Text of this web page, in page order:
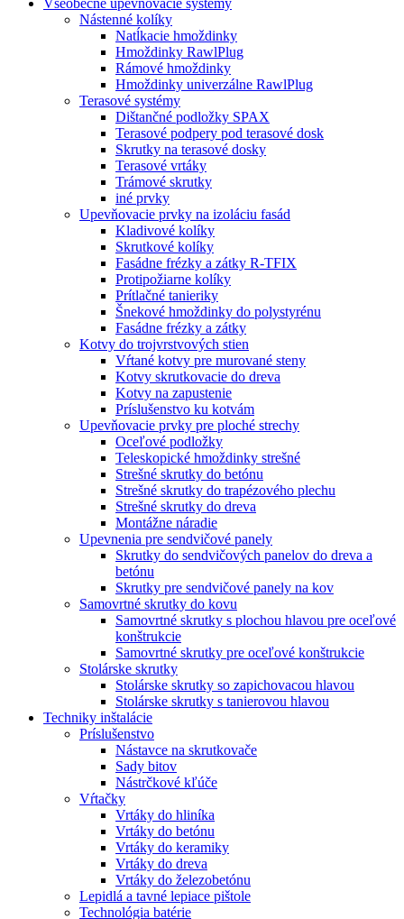
Všeobecné upevňovacie systémy
Nástenné kolíky
Natĺkacie hmoždinky
Hmoždinky RawlPlug
Rámové hmoždinky
Hmoždinky univerzálne RawlPlug
Terasové systémy
Dištančné podložky SPAX
Terasové podpery pod terasové dosk
Skrutky na terasové dosky
Terasové vrtáky
Trámové skrutky
iné prvky
Upevňovacie prvky na izoláciu fasád
Kladivové kolíky
Skrutkové kolíky
Fasádne frézky a zátky R-TFIX
Protipožiarne kolíky
Prítlačné tanieriky
Šnekové hmoždinky do polystyrénu
Fasádne frézky a zátky
Kotvy do trojvrstvových stien
Vŕtané kotvy pre murované steny
Kotvy skrutkovacie do dreva
Kotvy na zapustenie
Príslušenstvo ku kotvám
Upevňovacie prvky pre ploché strechy
Oceľové podložky
Teleskopické hmoždinky strešné
Strešné skrutky do betónu
Strešné skrutky do trapézového plechu
Strešné skrutky do dreva
Montážne náradie
Upevnenia pre sendvičové panely
Skrutky do sendvičových panelov do dreva a
betónu
Skrutky pre sendvičové panely na kov
Samovrtné skrutky do kovu
Samovrtné skrutky s plochou hlavou pre oceľové
konštrukcie
Samovrtné skrutky pre oceľové konštrukcie
Stolárske skrutky
Stolárske skrutky so zapichovacou hlavou
Stolárske skrutky s tanierovou hlavou
Techniky inštalácie
Príslušenstvo
Nástavce na skrutkovače
Sady bitov
Nástrčkové kľúče
Vŕtačky
Vrtáky do hliníka
Vrtáky do betónu
Vrtáky do keramiky
Vrtáky do dreva
Vrtáky do železobetónu
Lepidlá a tavné lepiace pištole
Technológia batérie